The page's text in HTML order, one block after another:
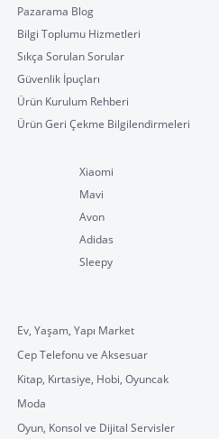
Pazarama Blog
Bilgi Toplumu Hizmetleri
Sıkça Sorulan Sorular
Güvenlik İpuçları
Ürün Kurulum Rehberi
Ürün Geri Çekme Bilgilendirmeleri
Xiaomi
Mavi
Avon
Adidas
Sleepy
Ev, Yaşam, Yapı Market
Cep Telefonu ve Aksesuar
Kitap, Kırtasiye, Hobi, Oyuncak
Moda
Oyun, Konsol ve Dijital Servisler